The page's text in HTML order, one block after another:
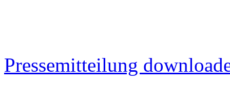
Pressemitteilung